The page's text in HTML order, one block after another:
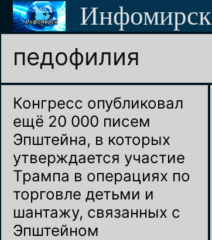
Перейти
содержимому
Инфомирск
педофилия
Конгресс опубликовал
ещё 20 000 писем
Эпштейна, в которых
утверждается участие
Трампа в операциях по
торговле детьми и
шантажу, связанных с
Эпштейном